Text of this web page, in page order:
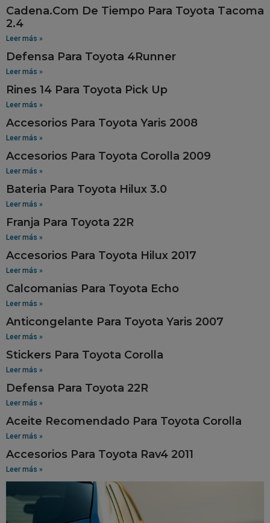
Cadena.Com De Tiempo Para Toyota Tacoma
2.4
Leer más »
Defensa Para Toyota 4Runner
Leer más »
Rines 14 Para Toyota Pick Up
Leer más »
Accesorios Para Toyota Yaris 2008
Leer más »
Accesorios Para Toyota Corolla 2009
Leer más »
Bateria Para Toyota Hilux 3.0
Leer más »
Franja Para Toyota 22R
Leer más »
Accesorios Para Toyota Hilux 2017
Leer más »
Calcomanias Para Toyota Echo
Leer más »
Anticongelante Para Toyota Yaris 2007
Leer más »
Stickers Para Toyota Corolla
Leer más »
Defensa Para Toyota 22R
Leer más »
Aceite Recomendado Para Toyota Corolla
Leer más »
Accesorios Para Toyota Rav4 2011
Leer más »